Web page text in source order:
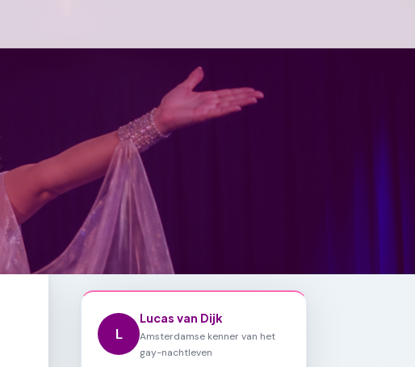
L
Lucas van Dijk
Amsterdamse kenner van het
gay-nachtleven